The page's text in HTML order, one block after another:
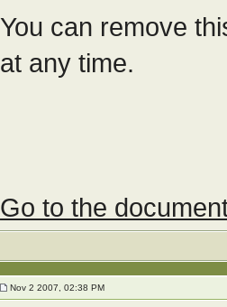
You can remove
at any time.
Go to the
Nov 2 2007, 02:38 PM